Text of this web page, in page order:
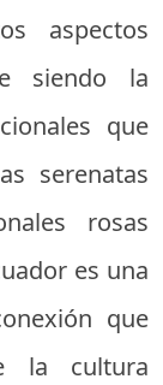
aspectos
siendo la
que
serenatas
rosas
es una
que
la cultura